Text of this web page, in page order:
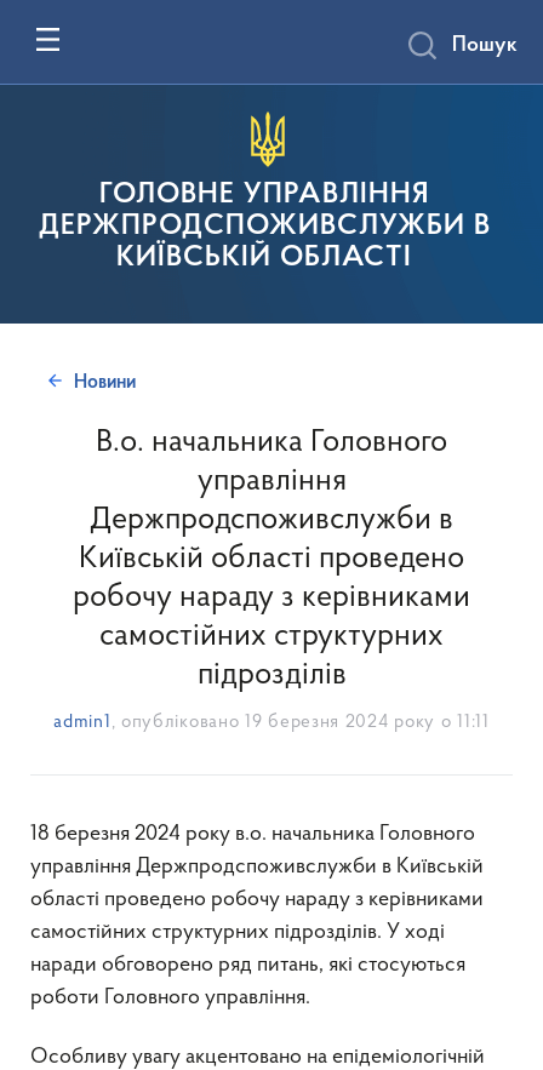
ГОЛОВНЕ УПРАВЛІННЯ
ДЕРЖПРОДСПОЖИВСЛУЖБИ В
КИЇВСЬКІЙ ОБЛАСТІ
Пошук
Новини
В.о. начальника Головного
управління
Держпродспоживслужби в
Київській області проведено
робочу нараду з керівниками
самостійних структурних
підрозділів
admin1 , опубліковано 19 березня 2024 року о 11:11
18 березня 2024 року в.о. начальника Головного
управління Держпродспоживслужби в Київській
області проведено робочу нараду з керівниками
самостійних структурних підрозділів. У ході
наради обговорено ряд питань, які стосуються
роботи Головного управління.
Особливу увагу акцентовано на епідеміологічній